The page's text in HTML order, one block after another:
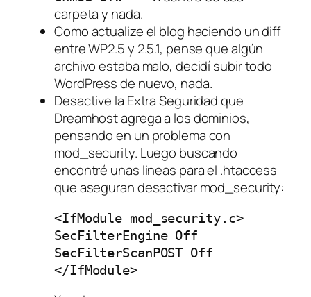
carpeta y nada.
Como actualize el blog haciendo un diff
entre WP2.5 y 2.5.1, pense que algún
archivo estaba malo, decidí subir todo
WordPress de nuevo, nada.
Desactive la Extra Seguridad que
Dreamhost agrega a los dominios,
pensando en un problema con
mod_security. Luego buscando
encontré unas lineas para el .htaccess
que aseguran desactivar mod_security:
<IfModule mod_security.c>
SecFilterEngine Off
SecFilterScanPOST Off
</IfModule>